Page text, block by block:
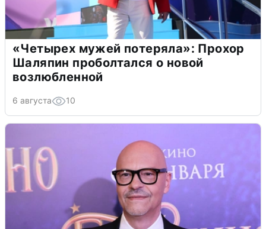
«Четырех мужей потеряла»: Прохор
Шаляпин проболтался о новой
возлюбленной
6 августа 10